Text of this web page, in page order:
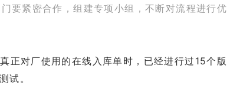
要紧密合作，组建专项小组，不断对流程进行优
正对厂使用的在线入库单时，已经进行过15个版
试。